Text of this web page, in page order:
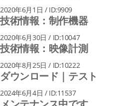
2020年6月1日 / ID:9909
技術情報：制作機器
2020年6月30日 / ID:10047
技術情報：映像計測
2020年8月25日 / ID:10222
ダウンロード｜テスト
2024年6月4日 / ID:11537